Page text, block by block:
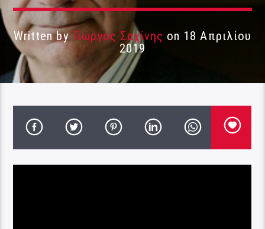
Written by Γιώργος Σαχίνης on 18 Απριλίου
2019